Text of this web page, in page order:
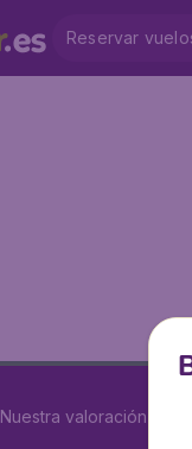
Reservar
Nuestra valoración es